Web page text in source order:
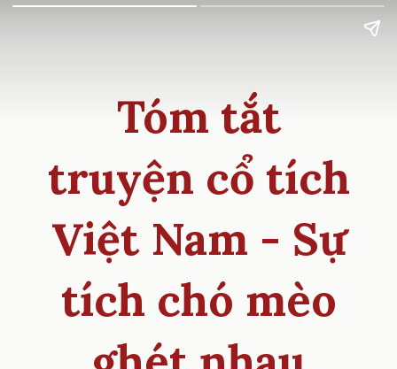
Tóm tắt
truyện cổ tích
Việt Nam - Sự
tích chó mèo